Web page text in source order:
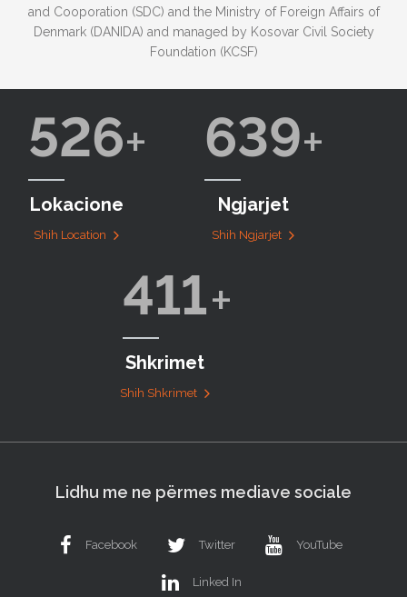
and Cooporation (SDC) and the Ministry of Foreign Affairs of
Denmark (DANIDA) and managed by Kosovar Civil Society
Foundation (KCSF)
526
Lokacione
Shih Location
639
Ngjarjet
Shih Ngjarjet
411
Shkrimet
Shih Shkrimet
Lidhu me ne përmes mediave sociale
Facebook Twitter YouTube
Linked In